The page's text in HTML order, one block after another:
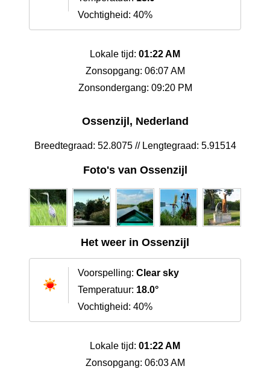
Vochtigheid: 40%
Lokale tijd: 01:22 AM
Zonsopgang: 06:07 AM
Zonsondergang: 09:20 PM
Ossenzijl, Nederland
Breedtegraad: 52.8075 // Lengtegraad: 5.91514
Foto's van Ossenzijl
Het weer in Ossenzijl
Voorspelling: Clear sky
Temperatuur: 18.0°
Vochtigheid: 40%
Lokale tijd: 01:22 AM
Zonsopgang: 06:03 AM